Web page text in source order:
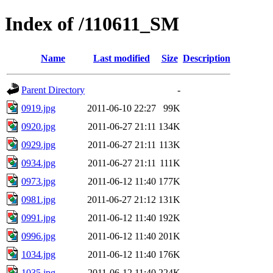
Index of /110611_SM
Name Last modified Size Description
Parent Directory
-
0919.jpg
2011-06-10 22:27
99K
0920.jpg
2011-06-27 21:11 134K
0929.jpg
2011-06-27 21:11 113K
0934.jpg
2011-06-27 21:11 111K
0973.jpg
2011-06-12 11:40 177K
0981.jpg
2011-06-27 21:12 131K
0991.jpg
2011-06-12 11:40 192K
0996.jpg
2011-06-12 11:40 201K
1034.jpg
2011-06-12 11:40 176K